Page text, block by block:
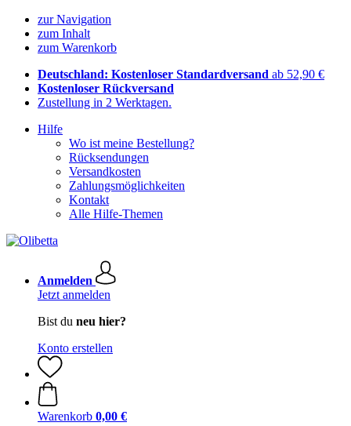
zur Navigation
zum Inhalt
zum Warenkorb
Deutschland: Kostenloser Standardversand ab 52,90 €
Kostenloser Rückversand
Zustellung in 2 Werktagen.
Hilfe
Wo ist meine Bestellung?
Rücksendungen
Versandkosten
Zahlungsmöglichkeiten
Kontakt
Alle Hilfe-Themen
Anmelden
Jetzt anmelden
Bist du neu hier?
Konto erstellen
Warenkorb 0,00 €